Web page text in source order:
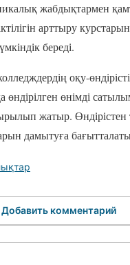
жабдықтармен
арттыру курстарын
береді.
оқу-
өндірілген өнімді
жатыр. Өндірістен
дамытуға
Добавить комментарий